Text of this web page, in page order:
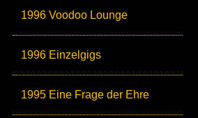
1996 Voodoo Lounge
1996 Einzelgigs
1995 Eine Frage der Ehre